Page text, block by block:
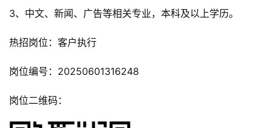
3、中文、新闻、广告等相关专业，本科及以上学历。
热招岗位：客户执行
岗位编号：20250601316248
岗位二维码：